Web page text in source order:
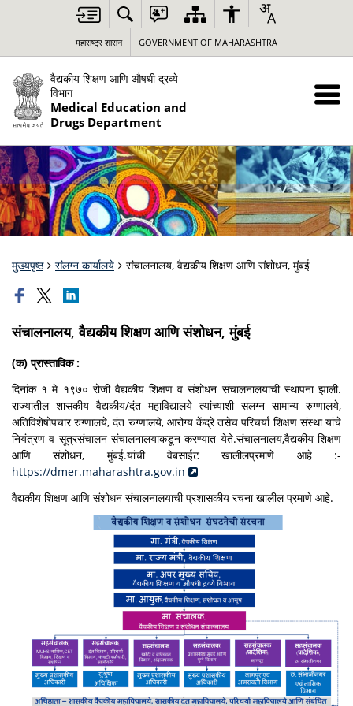
महाराष्ट्र शासन GOVERNMENT OF MAHARASHTRA
वैद्यकीय शिक्षण आणि औषधी द्रव्ये
विभाग
Medical Education and
Drugs Department
मुख्यपृष्ठ संलग्न कार्यालये संचालनालय, वैद्यकीय शिक्षण आणि संशोधन, मुंबई
संचालनालय, वैद्यकीय शिक्षण आणि संशोधन, मुंबई
(क) प्रास्ताविक :
दिनांक १ मे १९७० रोजी वैद्यकीय शिक्षण व संशोधन संचालनालयाची स्थापना झाली.
राज्यातील शासकीय वैद्यकीय/दंत महाविद्यालये त्यांच्याशी सलग्न सामान्य रुग्णालये,
अतिविशेषोपचार रुग्णालये, दंत रुग्णालये, आरोग्य केंद्रे तसेच परिचर्या शिक्षण संस्था यांचे
नियंत्रण व सूत्रसंचालन संचालनालयाकडून करण्यात येते.संचालनालय,वैद्यकीय शिक्षण
आणि संशोधन, मुंबई.यांची वेबसाईट खालीलप्रमाणे आहे :-
https://dmer.maharashtra.gov.in
वैद्यकीय शिक्षण आणि संशोधन संचालनालयाची प्रशासकीय रचना खालील प्रमाणे आहे.